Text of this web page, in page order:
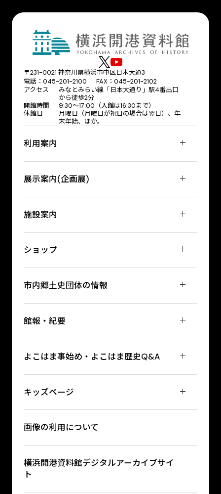
〒231-0021 神奈川県横浜市中区日本大通3
電話：045-201-2100 FAX：045-201-2102
アクセス
みなとみらい線「日本大通り」駅4番出口
から徒歩2分
開館時間
9:30〜17:00（入館は16:30まで）
休館日
月曜日（月曜日が祝日の場合は翌日）、年
末年始、ほか。
利用案内
展示案内(企画展)
施設案内
ショップ
市内郷土史団体の情報
館報・紀要
よこはま事始め・よこはま歴史Q&A
キッズページ
画像の利用について
横浜開港資料館デジタルアーカイブサイ
ト